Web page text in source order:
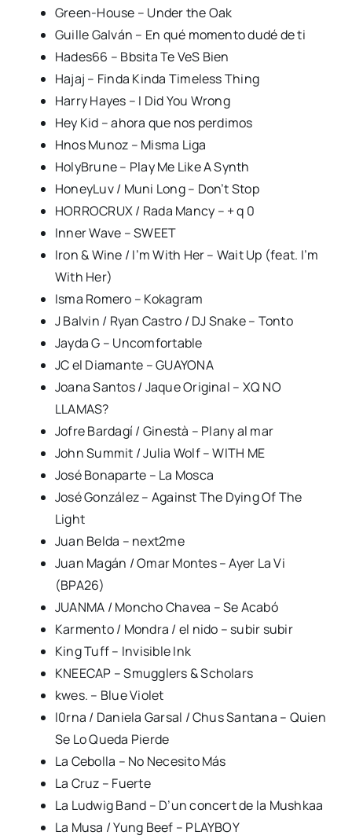
Green-House – Under the Oak
Guille Galván – En qué momento dudé de ti
Hades66 – Bbsita Te VeS Bien
Hajaj – Finda Kinda Timeless Thing
Harry Hayes – I Did You Wrong
Hey Kid – ahora que nos perdimos
Hnos Munoz – Misma Liga
HolyBrune – Play Me Like A Synth
HoneyLuv / Muni Long – Don’t Stop
HORROCRUX / Rada Mancy – + q 0
Inner Wave – SWEET
Iron & Wine / I’m With Her – Wait Up (feat. I’m
With Her)
Isma Romero – Kokagram
J Balvin / Ryan Castro / DJ Snake – Tonto
Jayda G – Uncomfortable
JC el Diamante – GUAYONA
Joana Santos / Jaque Original – XQ NO
LLAMAS?
Jofre Bardagí / Ginestà – Plany al mar
John Summit / Julia Wolf – WITH ME
José Bonaparte – La Mosca
José González – Against The Dying Of The
Light
Juan Belda – next2me
Juan Magán / Omar Montes – Ayer La Vi
(BPA26)
JUANMA / Moncho Chavea – Se Acabó
Karmento / Mondra / el nido – subir subir
King Tuff – Invisible Ink
KNEECAP – Smugglers & Scholars
kwes. – Blue Violet
l0rna / Daniela Garsal / Chus Santana – Quien
Se Lo Queda Pierde
La Cebolla – No Necesito Más
La Cruz – Fuerte
La Ludwig Band – D’un concert de la Mushkaa
La Musa / Yung Beef – PLAYBOY